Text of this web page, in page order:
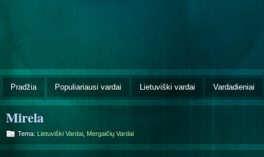
Pradžia Populiariausi vardai Lietuviški vardai Vardadieniai
Mirela
Tema: Lietuviški Vardai Mergaičių Vardai